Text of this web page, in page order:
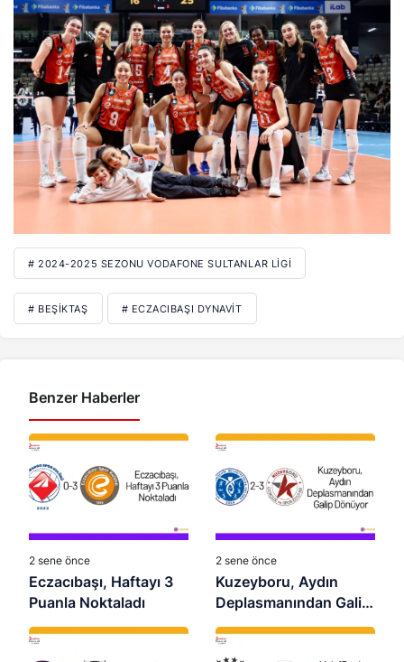
# 2024-2025 SEZONU VODAFONE SULTANLAR LIGI
# BEŞIKTAŞ # ECZACIBAŞI DYNAVIT
Benzer Haberler
2 sene önce
Eczacıbaşı, Haftayı 3
Puanla Noktaladı
2 sene önce
Kuzeyboru, Aydın
Deplasmanından Galip
Dönüyor